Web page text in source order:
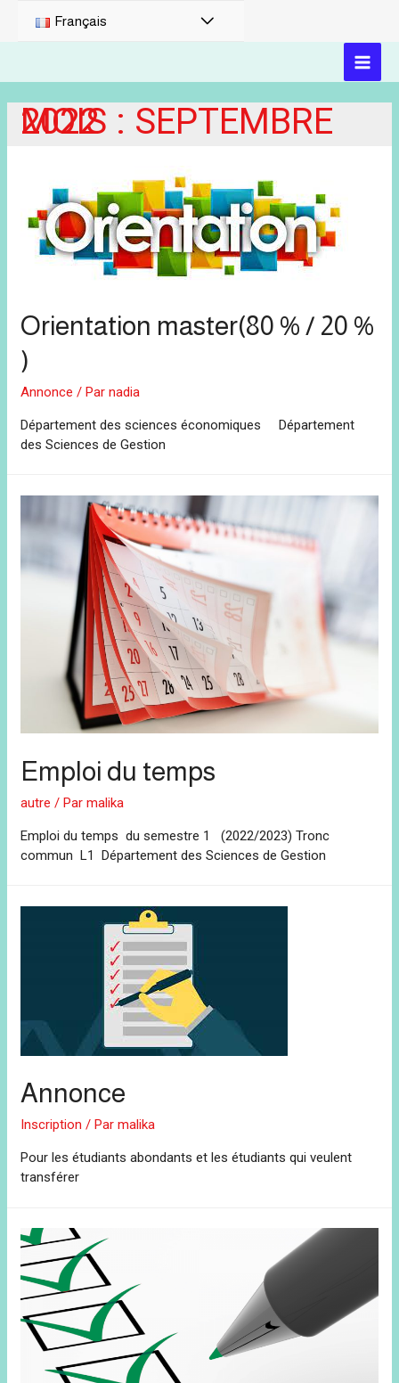
Français PERMUTATEUR
MENU
MOIS :
SEPTEMBRE 2022
Orientation master(80 % / 20 %
)
Annonce / Parnadia
Département des sciences économiques Département
des Sciences de Gestion
Emploi du temps
autre / Parmalika
Emploi du temps du semestre 1 (2022/2023) Tronc
commun L1 Département des Sciences de Gestion
Annonce
Inscription / Parmalika
Pour les étudiants abondants et les étudiants qui veulent
transférer